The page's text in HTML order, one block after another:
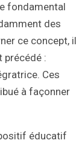
contemporains.
du droit à
différences
convient
l’éducation
approches, bien
L’éducation